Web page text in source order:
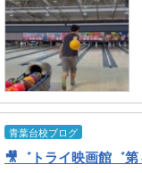
青葉台校ブログ